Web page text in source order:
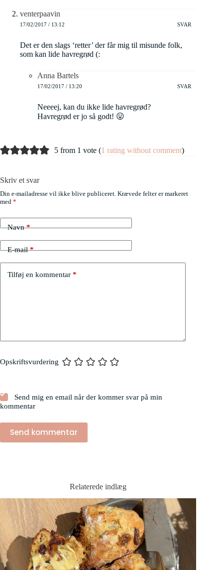
venterpaavin
17/02/2017 / 13:12 SVAR
Det er den slags ‘retter’ der får mig til misunde folk,
som kan lide havregrød (:
Anna Bartels
17/02/2017 / 13:20 SVAR
Neeeej, kan du ikke lide havregrød?
Havregrød er jo så godt! 😛
5 from 1 vote (1 rating without comment)
Skriv et svar
Din e-mailadresse vil ikke blive publiceret. Krævede felter er markeret
med *
Navn*
E-mail*
Tilføj en kommentar *
Opskriftsvurdering
Send mig en email når der kommer svar på min
kommentar
Send kommentar
Relaterede indlæg